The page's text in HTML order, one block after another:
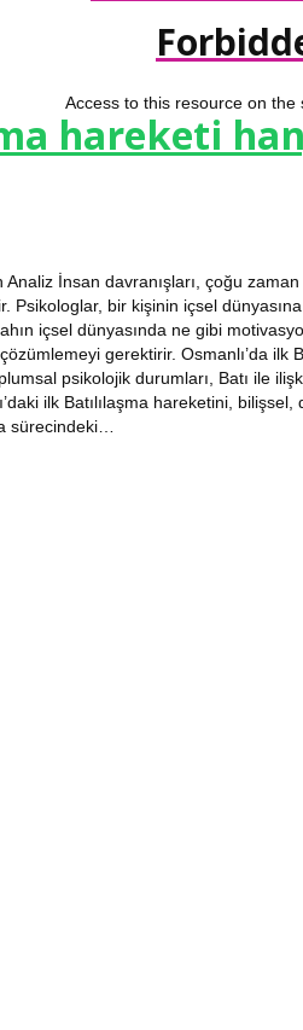
hareketi
İnsan davranışları, çoğu
bir kişinin içsel dünyasına
içsel dünyasında ne gibi
gerektirir. Osmanlı’da ilk
psikolojik durumları, Batı ile
ilk Batılılaşma hareketini,
sürecindeki…
Access to this resource on the